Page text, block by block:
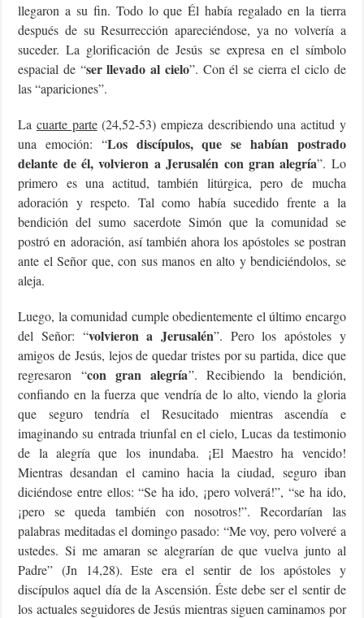
llegaron a su fin. Todo lo que Él había regalado en la tierra
después de su Resurrección apareciéndose, ya no volvería a
suceder. La glorificación de Jesús se expresa en el símbolo
espacial de “ser llevado al cielo”. Con él se cierra el ciclo de
las “apariciones”.
La cuarte parte(24,52-53) empieza describiendo una actitud y
una emoción: “Los discípulos, que se habían postrado
delante de él, volvieron a Jerusalén con gran alegría”. Lo
primero es una actitud, también litúrgica, pero de mucha
adoración y respeto. Tal como había sucedido frente a la
bendición del sumo sacerdote Simón que la comunidad se
postró en adoración, así también ahora los apóstoles se postran
ante el Señor que, con sus manos en alto y bendiciéndolos, se
aleja.
Luego, la comunidad cumple obedientemente el último encargo
del Señor: “volvieron a Jerusalén”. Pero los apóstoles y
amigos de Jesús, lejos de quedar tristes por su partida, dice que
regresaron “con gran alegría”. Recibiendo la bendición,
confiando en la fuerza que vendría de lo alto, viendo la gloria
que seguro tendría el Resucitado mientras ascendía e
imaginando su entrada triunfal en el cielo, Lucas da testimonio
de la alegría que los inundaba. ¡El Maestro ha vencido!
Mientras desandan el camino hacia la ciudad, seguro iban
diciéndose entre ellos: “Se ha ido, ¡pero volverá!”, “se ha ido,
¡pero se queda también con nosotros!”. Recordarían las
palabras meditadas el domingo pasado: “Me voy, pero volveré a
ustedes. Si me amaran se alegrarían de que vuelva junto al
Padre” (Jn 14,28). Este era el sentir de los apóstoles y
discípulos aquel día de la Ascensión. Éste debe ser el sentir de
los actuales seguidores de Jesús mientras siguen caminamos por